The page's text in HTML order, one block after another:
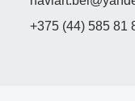
+375 (44) 585 81